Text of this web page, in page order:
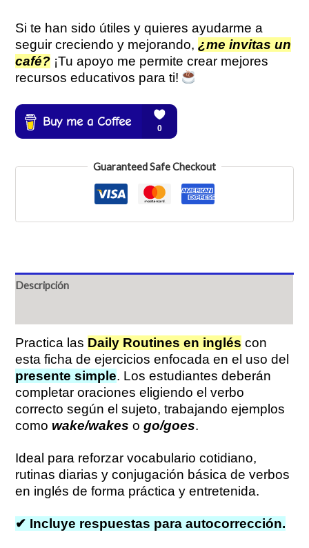
Si te han sido útiles y quieres ayudarme a
seguir creciendo y mejorando,¿me invitas un
café? ¡Tu apoyo me permite crear mejores
recursos educativos para ti!
Guaranteed Safe Checkout
Descripción
Practica las Daily Routines en inglés con
esta ficha de ejercicios enfocada en el uso del
presente simple. Los estudiantes deberán
completar oraciones eligiendo el verbo
correcto según el sujeto, trabajando ejemplos
como wake/wakes ogo/goes.
Ideal para reforzar vocabulario cotidiano,
rutinas diarias y conjugación básica de verbos
en inglés de forma práctica y entretenida.
✔ Incluye respuestas para autocorrección.